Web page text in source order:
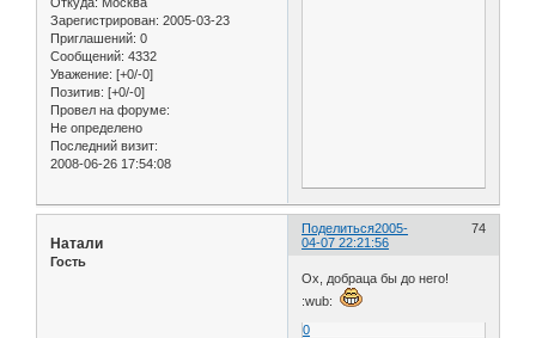
Зарегистрирован: 2005-03-23
Приглашений: 0
Сообщений: 4332
Уважение: [+0/-0]
Позитив: [+0/-0]
Провел на форуме:
Не определено
Последний визит:
2008-06-26 17:54:08
Поделиться 74
2005-
04-07 22:21:56
Натали
Гость
Ох, добраца бы до него!
:wub:
0